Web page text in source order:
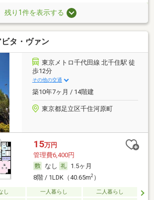
残り1件を表示する
ビタ・ヴァン
東京メトロ千代田線 北千住駅 徒
歩12分
その他の交通
築10年7ヶ月 / 14階建
東京都足立区千住河原町
15万円
管理費6,400円
なし
1.5ヶ月
8階 / 1LDK（40.65m2）
し 一人暮らし
二人暮らし